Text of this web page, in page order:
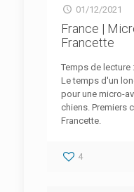
01/12/2021
France |
Francette
Temps de lecture :
Le temps d'un
pour une micro-
chiens. Premiers
Francette.
4